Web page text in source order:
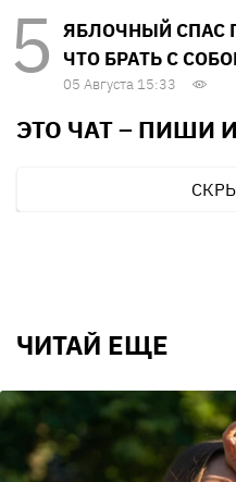
ЯБЛОЧНЫЙ СПАС
ЧТО БРАТЬ С
05 Августа 15:33
ЭТО ЧАТ – ПИШИ И
ЧИТАЙ ЕЩЕ